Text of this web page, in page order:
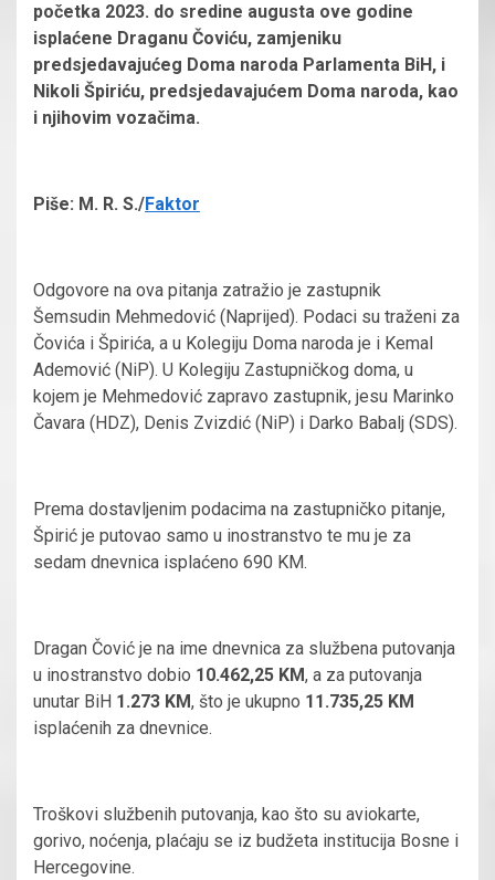
početka 2023. do sredine augusta ove godine
isplaćene Draganu Čoviću, zamjeniku
predsjedavajućeg Doma naroda Parlamenta BiH, i
Nikoli Špiriću, predsjedavajućem Doma naroda, kao
i njihovim vozačima.
Piše: M. R. S./Faktor
Odgovore na ova pitanja zatražio je zastupnik
Šemsudin Mehmedović (Naprijed). Podaci su traženi za
Čovića i Špirića, a u Kolegiju Doma naroda je i Kemal
Ademović (NiP). U Kolegiju Zastupničkog doma, u
kojem je Mehmedović zapravo zastupnik, jesu Marinko
Čavara (HDZ), Denis Zvizdić (NiP) i Darko Babalj (SDS).
Prema dostavljenim podacima na zastupničko pitanje,
Špirić je putovao samo u inostranstvo te mu je za
sedam dnevnica isplaćeno 690 KM.
Dragan Čović je na ime dnevnica za službena putovanja
u inostranstvo dobio 10.462,25 KM, a za putovanja
unutar BiH 1.273 KM, što je ukupno 11.735,25 KM
isplaćenih za dnevnice.
Troškovi službenih putovanja, kao što su aviokarte,
gorivo, noćenja, plaćaju se iz budžeta institucija Bosne i
Hercegovine.